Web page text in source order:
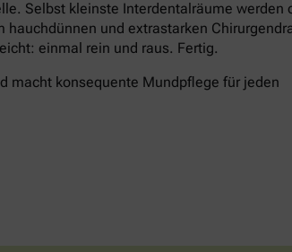
Selbst kleinste Interdentalräume werden
hauchdünnen und extrastarken
einmal rein und raus. Fertig.
macht konsequente Mundpflege für jeden